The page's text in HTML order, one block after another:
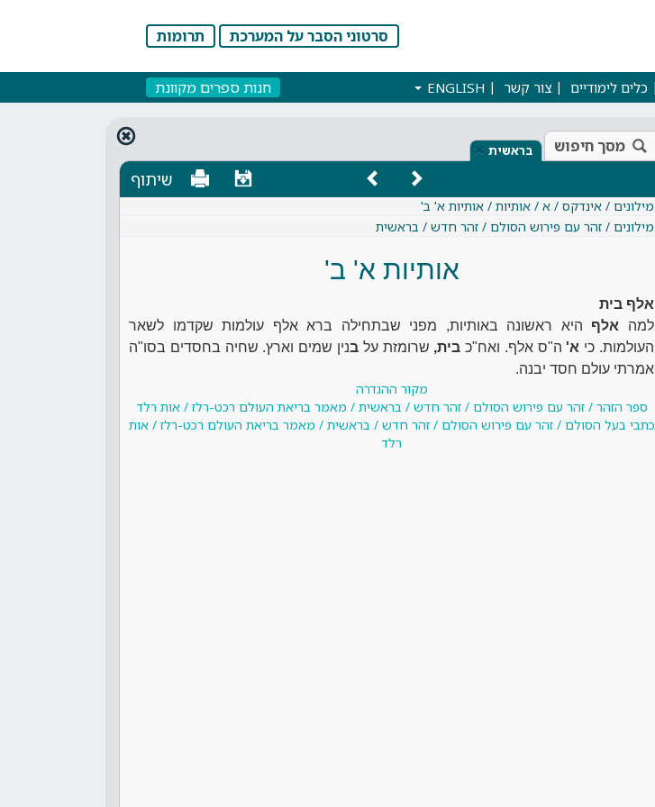
סרטוני הסבר על המערכת תרומות
כלים לימודיים צור קשר ENGLISH חנות ספרים מקוונת
מסך חיפוש בראשית ×
שיתוף
מילונים / אינדקס / א / אותיות / אותיות א' ב'
מילונים / זהר עם פירוש הסולם / זהר חדש / בראשית
אותיות א' ב'
אלף בית
למה אלף היא ראשונה באותיות, מפני שבתחילה ברא אלף עולמות שקדמו לשאר
העולמות. כי א'ה"ס אלף. ואח"כ בית, שרומזת עלבנין שמים וארץ. שחיה בחסדים בסו"ה
אמרתי עולם חסד יבנה.
מקור ההגדרה
ספר הזהר / זהר עם פירוש הסולם / זהר חדש / בראשית / מאמר בריאת העולם רכט-רלז / אות רלד
כתבי בעל הסולם / זהר עם פירוש הסולם / זהר חדש / בראשית / מאמר בריאת העולם רכט-רלז / אות
רלד